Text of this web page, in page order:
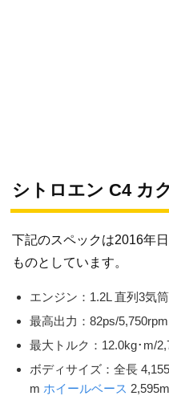
シトロエン C4 カ
下記のスペックは2016年
ものとしています。
エンジン：1.2L 直列3気筒
最高出力：82ps/5,750rpm
最大トルク：12.0kg･m/
ボディサイズ：全長
m ホイールベース